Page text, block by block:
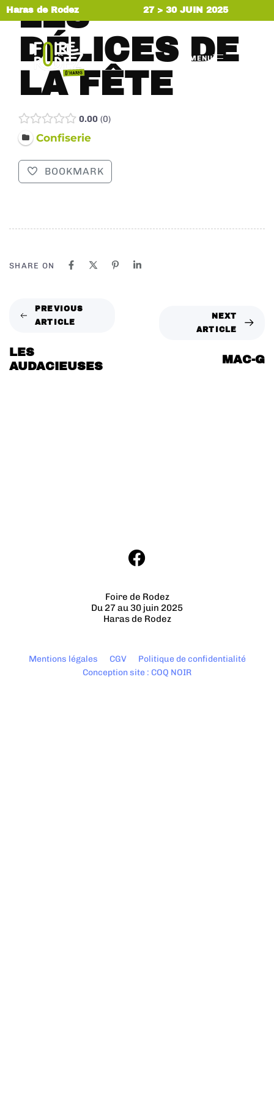
Haras de Rodez 27 > 30 JUIN 2025
MENU
LES
DÉLICES DE
LA FÊTE
0.00 0
Confiserie
BOOKMARK
SHARE ON
PREVIOUS
ARTICLE
LES
AUDACIEUSES
NEXT
ARTICLE
MAC-G
Foire de Rodez
Du 27 au 30 juin 2025
Haras de Rodez
Mentions légales CGV
Politique de confidentialité
Conception site : COQ NOIR